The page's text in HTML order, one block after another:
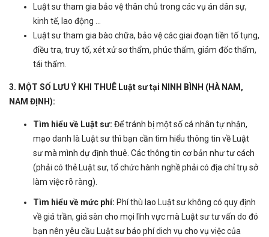
Luật sư tham gia bảo vệ thân chủ trong các vụ án dân sự,
kinh tế, lao động ...
Luật sư tham gia bào chữa, bảo vệ các giai đoạn tiền tố tụng,
điều tra, truy tố, xét xử sơ thẩm, phúc thẩm, giám đốc thẩm,
tái thẩm.
3. MỘT SỐ LƯU Ý KHI THUÊ Luật sư tại NINH BÌNH (HÀ NAM,
NAM ĐỊNH):
Tìm hiểu về Luật sư: Để tránh bị một số cá nhân tự nhận,
mạo danh là Luật sư thì bạn cần tìm hiểu thông tin về Luật
sư mà mình dự định thuê. Các thông tin cơ bản như tư cách
(phải có thẻ Luật sư, tổ chức hành nghề phải có địa chỉ trụ sở
làm việc rõ ràng).
Tìm hiểu về mức phí: Phí thù lao Luật sư không có quy định
về giá trần, giá sàn cho mọi lĩnh vực mà Luật sư tư vấn do đó
bạn nên yêu cầu Luật sư báo phí dich vụ cho vụ việc của